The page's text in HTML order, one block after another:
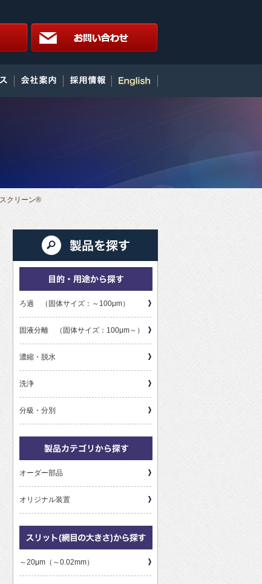
クリーン®
ろ過 （固体サイズ：～100μm）
固液分離 （固体サイズ：100μm～）
濃縮・脱水
洗浄
分級・分別
オーダー部品
オリジナル装置
～20μm（～0.02mm）